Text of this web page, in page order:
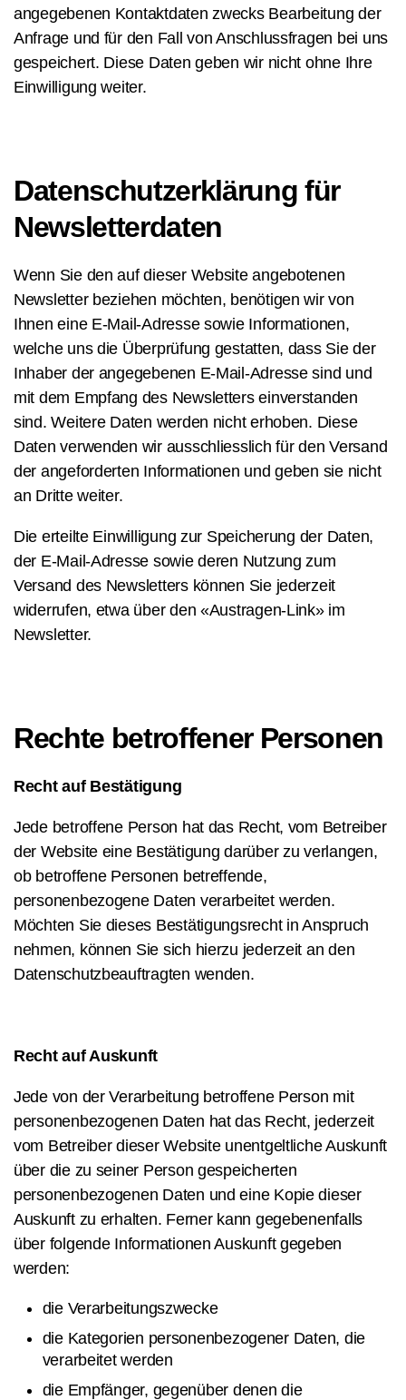
angegebenen Kontaktdaten zwecks Bearbeitung der
Anfrage und für den Fall von Anschlussfragen bei uns
gespeichert. Diese Daten geben wir nicht ohne Ihre
Einwilligung weiter.
Datenschutzerklärung für
Newsletterdaten
Wenn Sie den auf dieser Website angebotenen
Newsletter beziehen möchten, benötigen wir von
Ihnen eine E-Mail-Adresse sowie Informationen,
welche uns die Überprüfung gestatten, dass Sie der
Inhaber der angegebenen E-Mail-Adresse sind und
mit dem Empfang des Newsletters einverstanden
sind. Weitere Daten werden nicht erhoben. Diese
Daten verwenden wir ausschliesslich für den Versand
der angeforderten Informationen und geben sie nicht
an Dritte weiter.
Die erteilte Einwilligung zur Speicherung der Daten,
der E-Mail-Adresse sowie deren Nutzung zum
Versand des Newsletters können Sie jederzeit
widerrufen, etwa über den «Austragen-Link» im
Newsletter.
Rechte betroffener Personen
Recht auf Bestätigung
Jede betroffene Person hat das Recht, vom Betreiber
der Website eine Bestätigung darüber zu verlangen,
ob betroffene Personen betreffende,
personenbezogene Daten verarbeitet werden.
Möchten Sie dieses Bestätigungsrecht in Anspruch
nehmen, können Sie sich hierzu jederzeit an den
Datenschutzbeauftragten wenden.
Recht auf Auskunft
Jede von der Verarbeitung betroffene Person mit
personenbezogenen Daten hat das Recht, jederzeit
vom Betreiber dieser Website unentgeltliche Auskunft
über die zu seiner Person gespeicherten
personenbezogenen Daten und eine Kopie dieser
Auskunft zu erhalten. Ferner kann gegebenenfalls
über folgende Informationen Auskunft gegeben
werden:
die Verarbeitungszwecke
die Kategorien personenbezogener Daten, die
verarbeitet werden
die Empfänger, gegenüber denen die